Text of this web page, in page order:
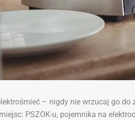
– nigdy nie wrzucaj go do
PSZOK-u, pojemnika na